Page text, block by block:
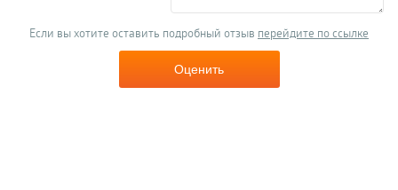
Если вы хотите оставить подробный отзыв перейдите по ссылке
Оценить